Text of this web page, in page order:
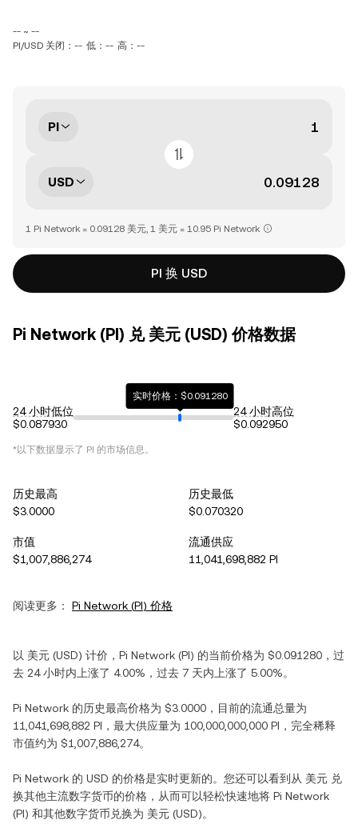
-- ~ --
PI/USD 关闭：-- 低：-- 高：--
PI
USD
1 Pi Network = 0.09128 美元, 1 美元 = 10.95 Pi Network
PI 换 USD
Pi Network (PI) 兑 美元 (USD) 价格数据
24 小时低位
$0.087930
实时价格：$0.091280
24 小时高位
$0.092950
*以下数据显示了 PI 的市场信息。
历史最高
$3.0000
历史最低
$0.070320
市值
$1,007,886,274
流通供应
11,041,698,882 PI
阅读更多： Pi Network (PI) 价格
以 美元 (USD) 计价， Pi Network (PI) 的当前价格为 $0.091280 ，过
去 24 小时内 上涨了 4.00% ，过去 7 天内 上涨了 5.00%。
Pi Network 的历史最高价格为 $3.0000 ，目前的流通总量为
11,041,698,882 PI ，最大供应量为 100,000,000,000 PI ，完全稀释
市值约为 $1,007,886,274。
Pi Network 的 USD 的价格是实时更新的。您还可以看到从 美元 兑
换其他主流数字货币的价格，从而可以轻松快速地将 Pi Network
(PI) 和其他数字货币兑换为 美元 (USD)。